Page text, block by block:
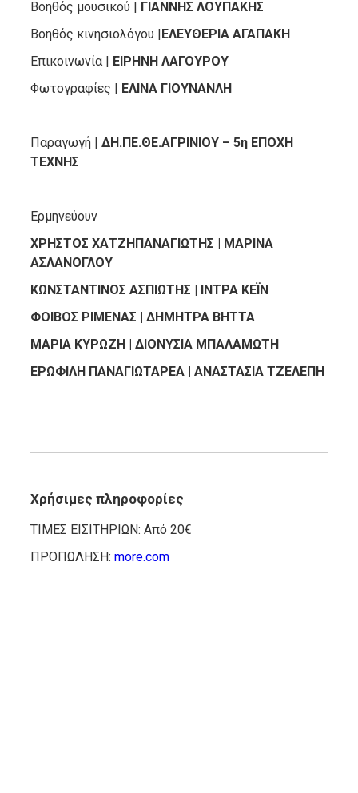
Βοηθός μουσικού | ΓΙΑΝΝΗΣ ΛΟΥΠΑΚΗΣ
Βοηθός κινησιολόγου |ΕΛΕΥΘΕΡΙΑ ΑΓΑΠΑΚΗ
Επικοινωνία | ΕΙΡΗΝΗ ΛΑΓΟΥΡΟΥ
Φωτογραφίες | ΕΛΙΝΑ ΓΙΟΥΝΑΝΛΗ
Παραγωγή | ΔΗ.ΠΕ.ΘΕ.ΑΓΡΙΝΙΟΥ – 5ηΕΠΟΧΗ
ΤΕΧΝΗΣ
Ερμηνεύουν
ΧΡΗΣΤΟΣ ΧΑΤΖΗΠΑΝΑΓΙΩΤΗΣ | ΜΑΡΙΝΑ
ΑΣΛΑΝΟΓΛΟΥ
ΚΩΝΣΤΑΝΤΙΝΟΣ ΑΣΠΙΩΤΗΣ | ΙΝΤΡΑ ΚΕΪΝ
ΦΟΙΒΟΣ ΡΙΜΕΝΑΣ | ΔΗΜΗΤΡΑ ΒΗΤΤΑ
ΜΑΡΙΑ ΚΥΡΩΖΗ | ΔΙΟΝΥΣΙΑ ΜΠΑΛΑΜΩΤΗ
ΕΡΩΦΙΛΗ ΠΑΝΑΓΙΩΤΑΡΕΑ | ΑΝΑΣΤΑΣΙΑ ΤΖΕΛΕΠΗ
Χρήσιμες πληροφορίες
ΤΙΜΕΣ ΕΙΣΙΤΗΡΙΩΝ: Από 20€
ΠΡΟΠΩΛΗΣΗ: more.com